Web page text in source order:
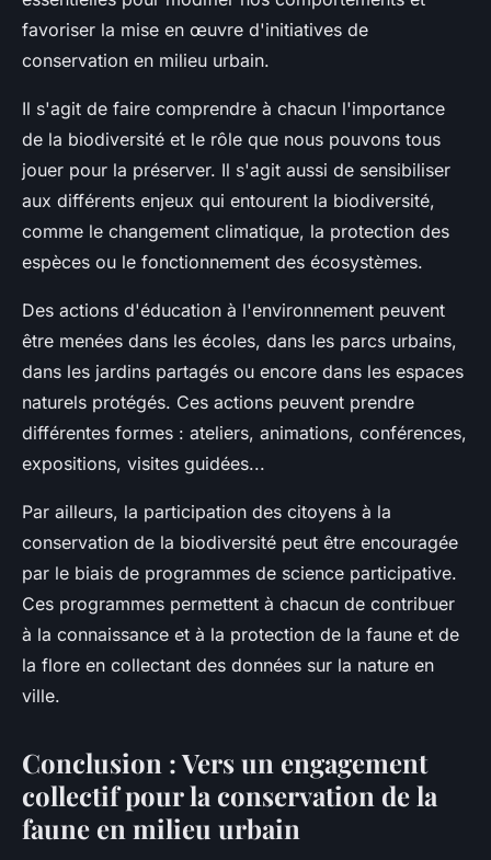
favoriser la mise en œuvre d'initiatives de
conservation en milieu urbain.
Il s'agit de faire comprendre à chacun l'importance
de la biodiversité et le rôle que nous pouvons tous
jouer pour la préserver. Il s'agit aussi de sensibiliser
aux différents enjeux qui entourent la biodiversité,
comme le changement climatique, la protection des
espèces ou le fonctionnement des écosystèmes.
Des actions d'éducation à l'environnement peuvent
être menées dans les écoles, dans les parcs urbains,
dans les jardins partagés ou encore dans les espaces
naturels protégés. Ces actions peuvent prendre
différentes formes : ateliers, animations, conférences,
expositions, visites guidées...
Par ailleurs, la participation des citoyens à la
conservation de la biodiversité peut être encouragée
par le biais de programmes de science participative.
Ces programmes permettent à chacun de contribuer
à la connaissance et à la protection de la faune et de
la flore en collectant des données sur la nature en
ville.
Conclusion : Vers un engagement
collectif pour la conservation de la
faune en milieu urbain